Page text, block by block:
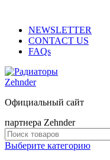
NEWSLETTER
CONTACT US
FAQs
Официальный сайт
партнера Zehnder
Выберите категорию